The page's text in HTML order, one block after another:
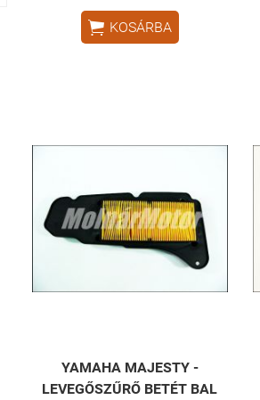
 KOSÁRBA
YAMAHA MAJESTY -
LEVEGŐSZŰRŐ BETÉT BAL